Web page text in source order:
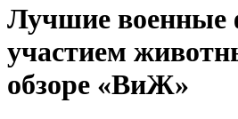
Лучшие
участием
обзоре «ВиЖ»